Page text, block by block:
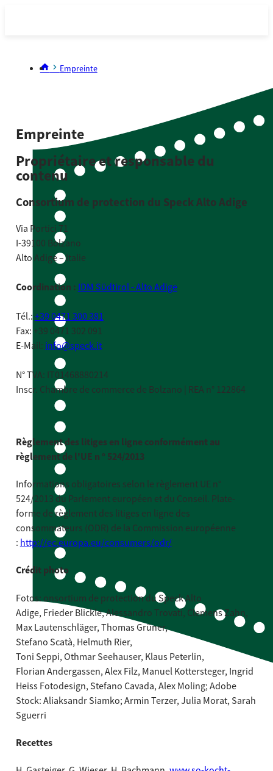
Empreinte
Empreinte
Propriétaire et responsable du
contenu
Consortium de protection du Speck Alto Adige
Via Portici 71
I-39100 Bolzano
Alto Adige – Italie
Coordination : IDM Südtirol - Alto Adige
Tél.: +39 0471 300 381
Fax: +39 0471 302 091
E-Mail: info@speck.it
N° TVA: IT01468880214
Inscr. Chambre de commerce de Bolzano | REA n° 122864
Règlement des litiges en ligne conformément au
règlement de l'UE n ° 524/2013
Informations obligatoires selon le règlement UE n°
524/2013 du Parlement européen et du Conseil. Plate-
forme de règlement des litiges en ligne des
consommateurs (ODR) de la Commission européenne
: http://ec.europa.eu/consumers/odr/
Crédit photo
Fotos: onsortium de protection du Speck Alto
Adige, Frieder Blickle, Alessandro Trovati, Clemens Zahn,
Max Lautenschläger, Thomas Grüner,
Stefano Scatà, Helmuth Rier,
Toni Seppi, Othmar Seehauser, Klaus Peterlin,
Florian Andergassen, Alex Filz, Manuel Kottersteger, Ingrid
Heiss Fotodesign, Stefano Cavada, Alex Moling; Adobe
Stock: Aliaksandr Siamko; Armin Terzer, Julia Morat, Sarah
Sguerri
Recettes